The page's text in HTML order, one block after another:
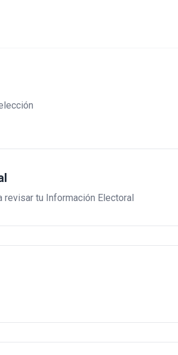
tu Información Electoral